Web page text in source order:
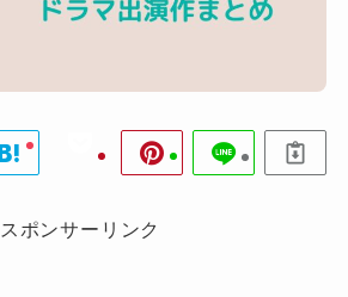
スポンサーリンク